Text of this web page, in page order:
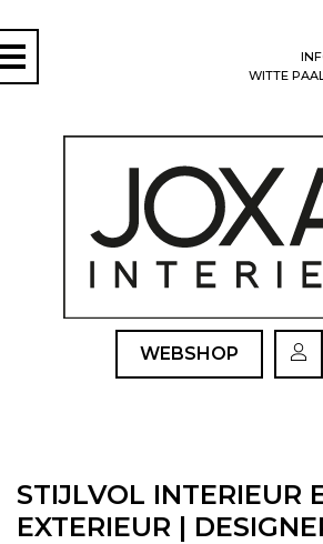
WITTE
WEBSHOP
STIJLVOL INTERIEUR
EXTERIEUR |